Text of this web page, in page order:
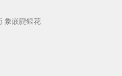
象嵌朧銀花